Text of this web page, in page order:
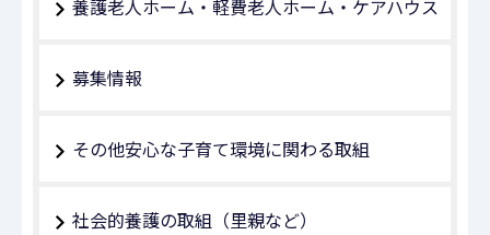
養護老人ホーム・軽費老人ホーム・ケアハウス
募集情報
その他安心な子育て環境に関わる取組
社会的養護の取組（里親など）